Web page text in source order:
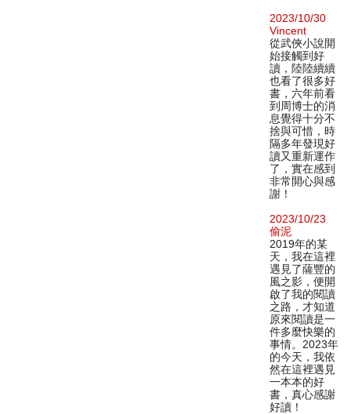
2023/10/30
Vincent
從武俠小說開
始接觸到好
讀，陸陸續續
也看了很多好
書，六年前看
到周博士的消
息覺得十分不
捨與可惜，時
隔多年發現好
讀又重新運作
了，實在感到
非常開心與感
謝！
2023/10/23
偷泥
2019年的某
天，我在這裡
遇見了薩豐的
風之影，便開
啟了我的閱讀
之路，才知道
原來閱讀是一
件多麼快樂的
事情。2023年
的今天，我依
然在這裡遇見
一本本的好
書，真心感謝
好讀！